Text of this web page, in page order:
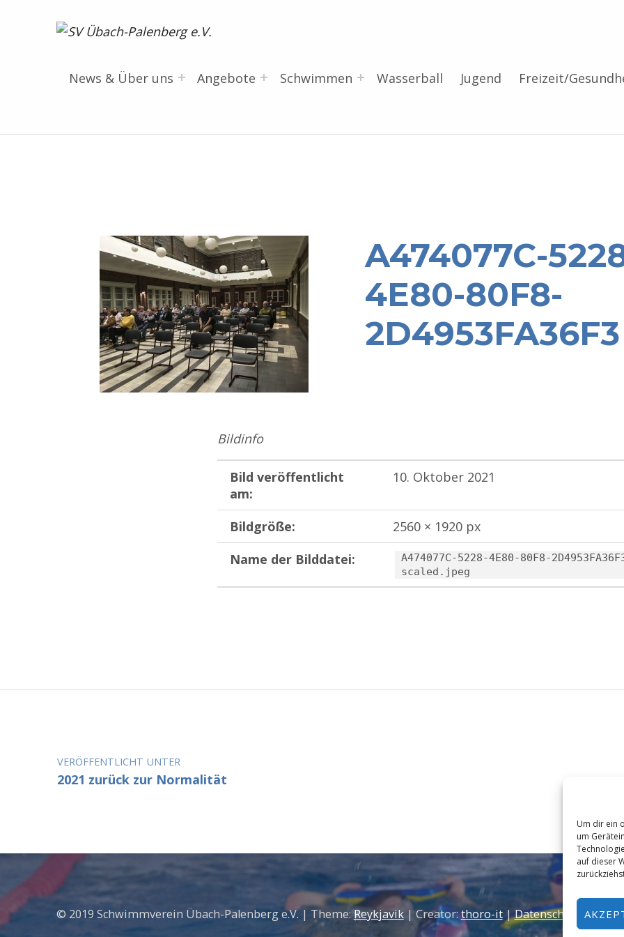
Um dir ein
um
auf dieser
News & Über uns Angebote Schwimmen Wasserball Jugend Freizeit/
A474077C-
4E80-80F8-
2D4953FA36F3
Bildinfo
Bild veröffentlicht
am:
10. Oktober 2021
Bildgröße:
2560 × 1920 px
Name der Bilddatei:
A474077C-5228-4E80-80F8-
scaled.jpeg
Zurück zur Hauptnavigation springen
Beitragsnavigation
VERÖFFENTLICHT UNTER
2021 zurück zur Normalität
© 2019 Schwimmverein Übach-Palenberg e.V. | Theme:Reykjavik| Creator:thoro-it|